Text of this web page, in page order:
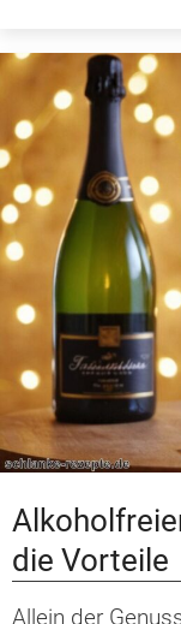
die Vorteile
Allein der